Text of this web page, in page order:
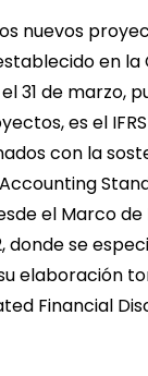
nuevos
en la
31 de marzo,
es el
con la
el Marco
, donde se
elaboración
Financial